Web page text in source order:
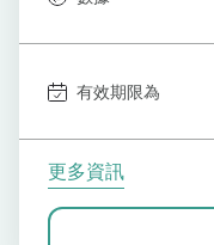
有效期限為
更多資訊